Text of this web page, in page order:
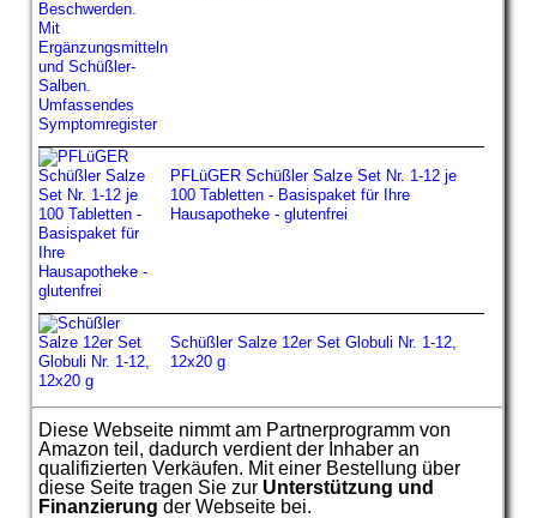
PFLüGER Schüßler Salze Set Nr. 1-12 je
100 Tabletten - Basispaket für Ihre
Hausapotheke - glutenfrei
Schüßler Salze 12er Set Globuli Nr. 1-12,
12x20 g
Diese Webseite nimmt am Partnerprogramm von
Amazon teil, dadurch verdient der Inhaber an
qualifizierten Verkäufen. Mit einer Bestellung über
diese Seite tragen Sie zur Unterstützung und
Finanzierung der Webseite bei.